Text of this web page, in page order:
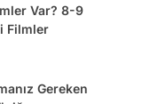
Var? 8-9
Filmler
Gereken